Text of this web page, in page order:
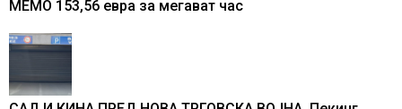
МЕМО 153,56 евра за мегават час